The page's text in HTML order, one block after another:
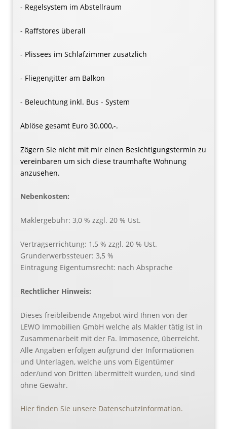
- Regelsystem im Abstellraum
- Raffstores überall
- Plissees im Schlafzimmer zusätzlich
- Fliegengitter am Balkon
- Beleuchtung inkl. Bus - System
Ablöse gesamt Euro 30.000,-.
Zögern Sie nicht mit mir einen Besichtigungstermin zu
vereinbaren um sich diese traumhafte Wohnung
anzusehen.
Nebenkosten:
Maklergebühr: 3,0 % zzgl. 20 % Ust.
Vertragserrichtung: 1,5 % zzgl. 20 % Ust.
Grunderwerbssteuer: 3,5 %
Eintragung Eigentumsrecht: nach Absprache
Rechtlicher Hinweis:
Dieses freibleibende Angebot wird Ihnen von der
LEWO Immobilien GmbH welche als Makler tätig ist in
Zusammenarbeit mit der Fa. Immosence, überreicht.
Alle Angaben erfolgen aufgrund der Informationen
und Unterlagen, welche uns vom Eigentümer
oder/und von Dritten übermittelt wurden, und sind
ohne Gewähr.
Hier finden Sie unsere Datenschutzinformation.